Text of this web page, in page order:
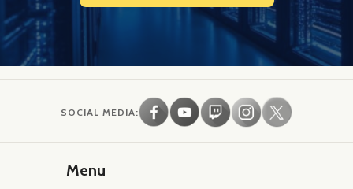
SOCIAL MEDIA:
Menu